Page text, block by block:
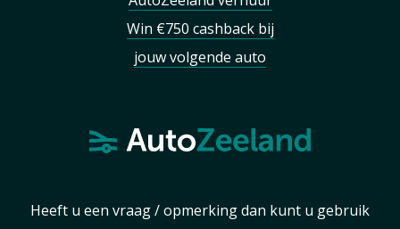
Win €750 cashback bij
jouw volgende auto
Heeft u een vraag / opmerking dan kunt u gebruik